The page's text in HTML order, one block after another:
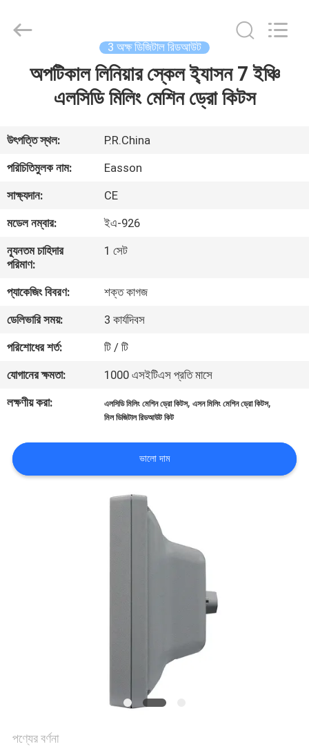
আমাদের
সম্পর্কে
কারখানা
ভ্রমণ
মান
নিয়ন্ত্রণ
আমাদের
সাথে
করুন
Technology
3 অক্ষ ডিজিটাল রিডআউট
অপটিকাল লিনিয়ার স্কেল ই্যাসন 7 ইঞ্চি
এলসিডি মিলিং মেশিন ড্রো কিটস
উৎপত্তি স্থল:
P.R.China
পরিচিতিমুলক নাম:
Easson
সাক্ষ্যদান:
CE
মডেল নম্বার:
ইএ-926
ন্যূনতম চাহিদার
পরিমাণ:
1 সেট
প্যাকেজিং বিবরণ:
শক্ত কাগজ
ডেলিভারি সময়:
3 কার্যদিবস
পরিশোধের শর্ত:
টি / টি
যোগানের ক্ষমতা:
1000 এসইটিএস প্রতি মাসে
লক্ষণীয় করা:
এলসিডি মিলিং মেশিন ড্রো কিটস,এসন মিলিং মেশিন ড্রো কিটস,
মিল ডিজিটাল রিডআউট কিট
ভালো দাম
পণ্যের বর্ণনা